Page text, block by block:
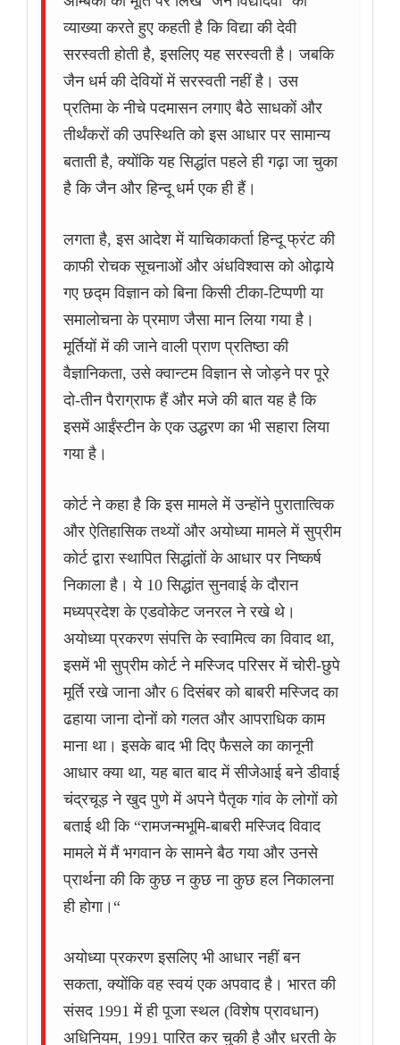
व्याख्या करते हुए कहती है कि विद्या की देवी
सरस्वती होती है, इसलिए यह सरस्वती है। जबकि
जैन धर्म की देवियों में सरस्वती नहीं है। उस
प्रतिमा के नीचे पदमासन लगाए बैठे साधकों और
तीर्थंकरों की उपस्थिति को इस आधार पर सामान्य
बताती है, क्योंकि यह सिद्धांत पहले ही गढ़ा जा चुका
है कि जैन और हिन्दू धर्म एक ही हैं।
लगता है, इस आदेश में याचिकाकर्ता हिन्दू फ्रंट की
काफी रोचक सूचनाओं और अंधविश्वास को ओढ़ाये
गए छद्म विज्ञान को बिना किसी टीका-टिप्पणी या
समालोचना के प्रमाण जैसा मान लिया गया है।
मूर्तियों में की जाने वाली प्राण प्रतिष्ठा की
वैज्ञानिकता, उसे क्वान्टम विज्ञान से जोड़ने पर पूरे
दो-तीन पैराग्राफ हैं और मजे की बात यह है कि
इसमें आईंस्टीन के एक उद्धरण का भी सहारा लिया
गया है।
कोर्ट ने कहा है कि इस मामले में उन्होंने पुरातात्विक
और ऐतिहासिक तथ्यों और अयोध्या मामले में सुप्रीम
कोर्ट द्वारा स्थापित सिद्धांतों के आधार पर निष्कर्ष
निकाला है। ये 10 सिद्धांत सुनवाई के दौरान
मध्यप्रदेश के एडवोकेट जनरल ने रखे थे।
अयोध्या प्रकरण संपत्ति के स्वामित्व का विवाद था,
इसमें भी सुप्रीम कोर्ट ने मस्जिद परिसर में चोरी-छुपे
मूर्ति रखे जाना और 6 दिसंबर को बाबरी मस्जिद का
ढहाया जाना दोनों को गलत और आपराधिक काम
माना था। इसके बाद भी दिए फैसले का कानूनी
आधार क्या था, यह बात बाद में सीजेआई बने डीवाई
चंद्रचूड़ ने खुद पुणे में अपने पैतृक गांव के लोगों को
बताई थी कि “रामजन्मभूमि-बाबरी मस्जिद विवाद
मामले में मैं भगवान के सामने बैठ गया और उनसे
प्रार्थना की कि कुछ न कुछ ना कुछ हल निकालना
ही होगा।“
अयोध्या प्रकरण इसलिए भी आधार नहीं बन
सकता, क्योंकि वह स्वयं एक अपवाद है। भारत की
संसद 1991 में ही पूजा स्थल (विशेष प्रावधान)
अधिनियम, 1991 पारित कर चुकी है और धरती के